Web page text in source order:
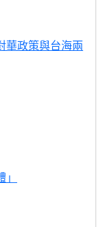
華政策與台海兩